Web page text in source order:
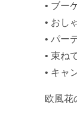
• ブー
• おし
• パー
• 束ね
• キャ
欧風花